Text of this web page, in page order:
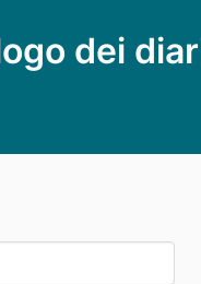
dei